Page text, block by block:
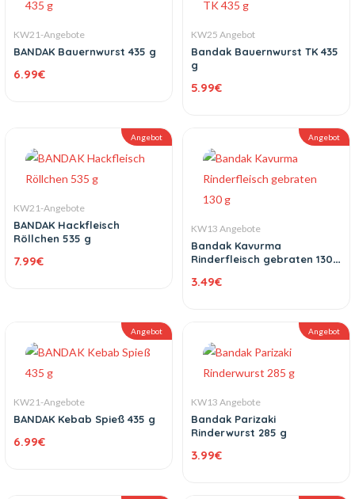
KW21-Angebote
BANDAK Bauernwurst 435 g
6.99€
KW25 Angebot
Bandak Bauernwurst TK 435
g
5.99€
Angebot
KW21-Angebote
BANDAK Hackfleisch
Röllchen 535 g
7.99€
Angebot
KW13 Angebote
Bandak Kavurma
Rinderfleisch gebraten 130
3.49€
Angebot
KW21-Angebote
BANDAK Kebab Spieß 435 g
6.99€
Angebot
KW13 Angebote
Bandak Parizaki
Rinderwurst 285 g
3.99€